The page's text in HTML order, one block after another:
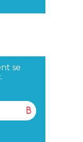
se
B